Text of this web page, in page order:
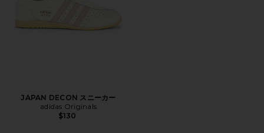
JAPAN DECON スニーカー
adidas Originals
$130